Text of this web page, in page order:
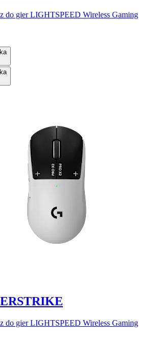
do gier LIGHTSPEED Wireless Gaming
do gier LIGHTSPEED Wireless Gaming